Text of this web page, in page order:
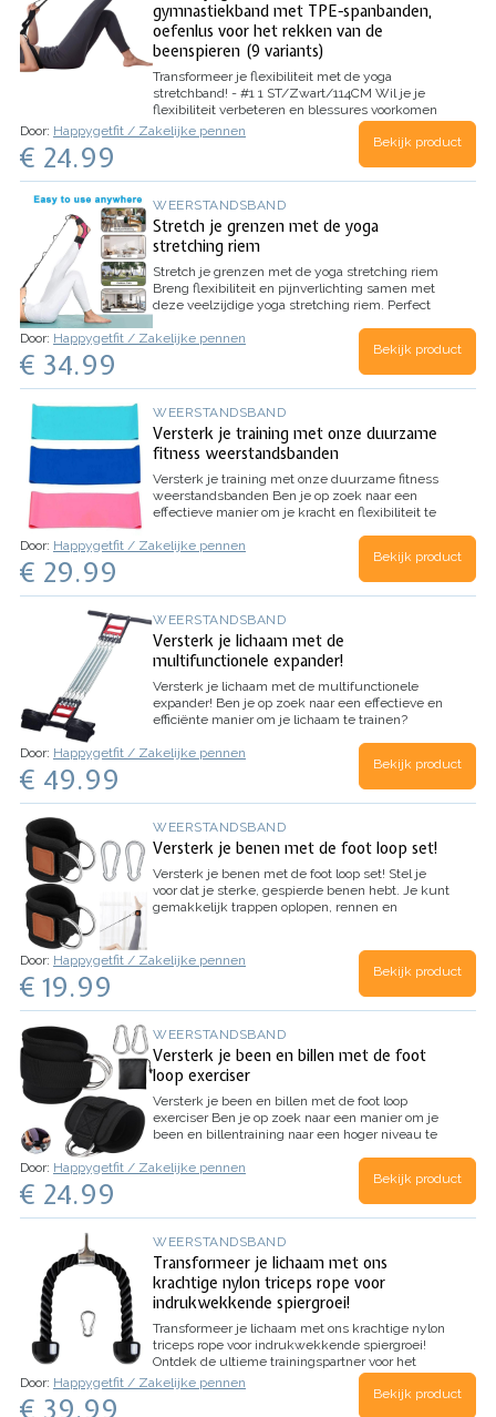
gymnastiekband met TPE-spanbanden,
oefenlus voor het rekken van de
beenspieren (9 variants)
Transformeer je flexibiliteit met de yoga
stretchband! - #1 1 ST/Zwart/114CM Wil je je
flexibiliteit verbeteren en blessures voorkomen
tijdens je training? De Yoga Stretchband,
gemaakt van hoogwaardig nylon, polyester, en
katoen, biedt de perfecte oplossing! Deze…
Door: Happygetfit / Zakelijke pennen
€ 24.99 Bekijk product
WEERSTANDSBAND
Stretch je grenzen met de yoga
stretching riem
Stretch je grenzen met de yoga stretching riem
Breng flexibiliteit en pijnverlichting samen met
deze veelzijdige yoga stretching riem. Perfect
ultieme hulpmiddel voor flexibiliteit en…
Door: Happygetfit / Zakelijke pennen
€ 34.99 Bekijk product
WEERSTANDSBAND
Versterk je training met onze duurzame
fitness weerstandsbanden
Versterk je training met onze duurzame fitness
weerstandsbanden Ben je op zoek naar een
effectieve manier om je kracht en flexibiliteit te
perfecte oplossing voor jou!
Voordelen van
Door: Happygetfit / Zakelijke pennen
€ 29.99 Bekijk product
WEERSTANDSBAND
Versterk je lichaam met de
multifunctionele expander!
Versterk je lichaam met de multifunctionele
expander! Ben je op zoek naar een effectieve en
efficiënte manier om je lichaam te trainen?
expander! Dit veelzijdige trainingsapparaat helpt
Door: Happygetfit / Zakelijke pennen
€ 49.99 Bekijk product
WEERSTANDSBAND
Versterk je benen met de foot loop set!
Versterk je benen met de foot loop set! Stel je
voor dat je sterke, gespierde benen hebt. Je kunt
gemakkelijk trappen oplopen, rennen en
Door: Happygetfit / Zakelijke pennen
€ 19.99 Bekijk product
WEERSTANDSBAND
Versterk je been en billen met de foot
loop exerciser
Versterk je been en billen met de foot loop
exerciser Ben je op zoek naar een manier om je
been en billentraining naar een hoger niveau te
oplossing voor jou!
Door: Happygetfit / Zakelijke pennen
€ 24.99 Bekijk product
WEERSTANDSBAND
Transformeer je lichaam met ons
krachtige nylon triceps rope voor
indrukwekkende spiergroei!
Transformeer je lichaam met ons krachtige nylon
triceps rope voor indrukwekkende spiergroei!
Ontdek de ultieme trainingspartner voor het
bereiken van je fitnessdoelen. Ons nylon triceps
rope biedt een veelzijdige en effectieve manier
om je triceps, biceps, rug, schouders en
Door: Happygetfit / Zakelijke pennen
€ 39.99 Bekijk product